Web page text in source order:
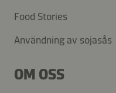
Food Stories
Användning av sojasås
OM OSS